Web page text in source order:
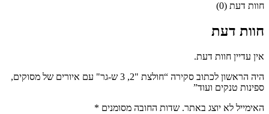
חוות דעת (0)
חוות דעת
אין עדיין חוות דעת.
היה הראשון לכתוב סקירה “חולצת "2, 3 ש-גר" עם איורים של מסוקים,
ספינות טנקים ועוד”
האימייל לא יוצג באתר. שדות החובה מסומנים *